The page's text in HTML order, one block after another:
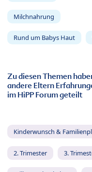
Milchnahrung
Rund um Babys Haut
Zu diesen Themen
andere Eltern
im HiPP Forum geteilt
Kinderwunsch &
2. Trimester 3.